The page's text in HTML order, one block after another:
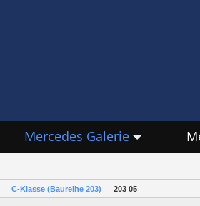
Mercedes Galerie
C-Klasse (Baureihe 203) 203 05